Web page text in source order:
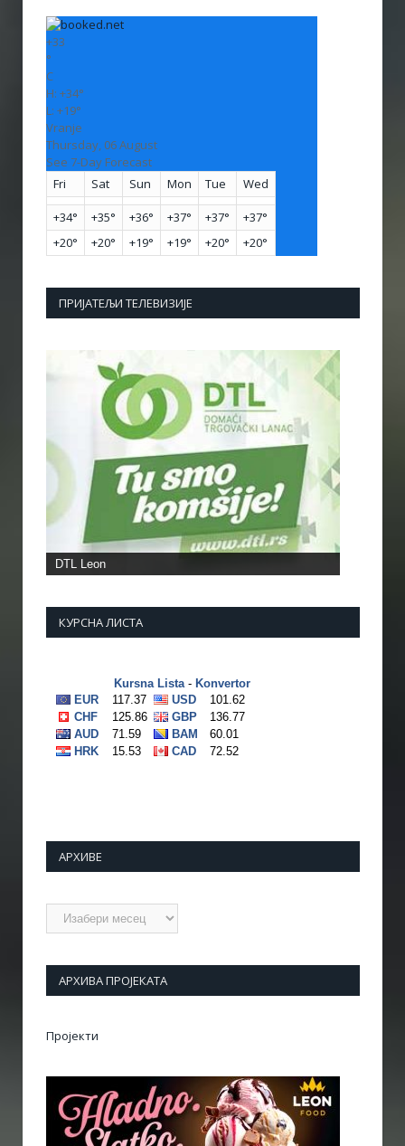
+33
°
C
H: +34°
L: +19°
Vranje
Thursday, 06 August
See 7-Day Forecast
Fri
Sat Sun Mon Tue Wed
+34° +35° +36° +37° +37° +37°
+20° +20° +19° +19° +20° +20°
ПРИЈАТЕЉИ ТЕЛЕВИЗИЈЕ
КУРСНА ЛИСТА
АРХИВЕ
Архиве
АРХИВА ПРОЈЕКАТА
Пројекти